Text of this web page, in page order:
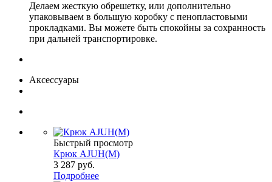
Делаем жесткую обрешетку, или дополнительно
упаковываем в большую коробку с пенопластовыми
прокладками. Вы можете быть спокойны за сохранность
при дальней транспортировке.
Аксессуары
Быстрый просмотр
Крюк AJUH(M)
3 287 руб.
Подробнее